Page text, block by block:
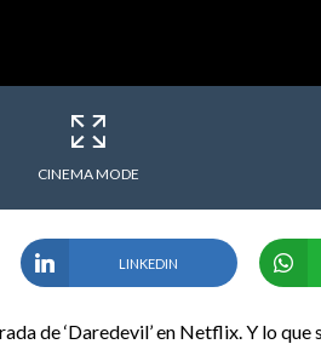
CINEMA MODE
LINKEDIN
de ‘Daredevil’ en Netflix. Y lo que